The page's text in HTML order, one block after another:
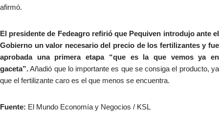
afirmó.
El presidente de Fedeagro refirió que Pequiven introdujo ante el
Gobierno un valor necesario del precio de los fertilizantes y fue
aprobada una primera etapa “que es la que vemos ya en
gaceta”.Añadió que lo importante es que se consiga el producto, ya
que el fertilizante caro es el que menos se encuentra.
Fuente: El Mundo Economía y Negocios / KSL